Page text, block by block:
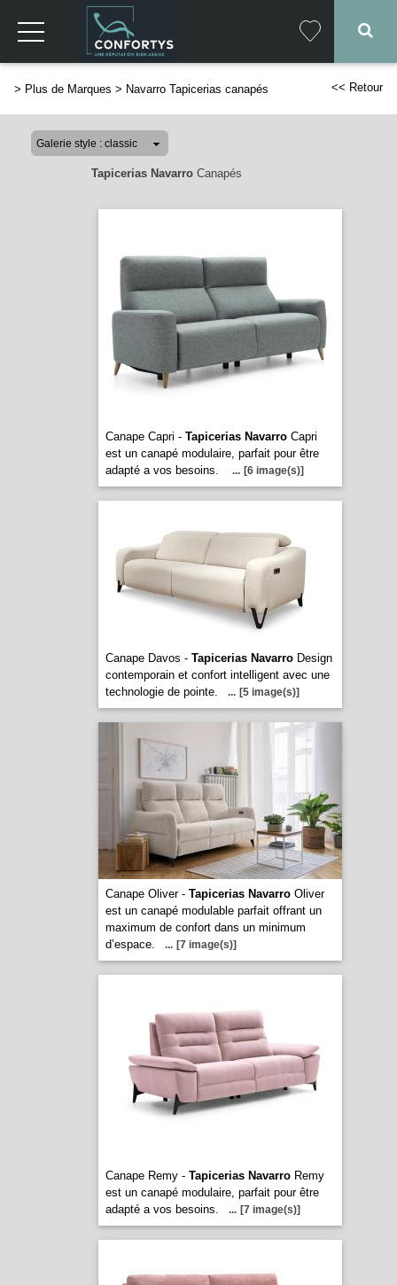
> Plus de Marques > Navarro Tapicerias canapés << Retour
Tapicerias NavarroCanapés
Canape Capri - Tapicerias NavarroCapri
est un canapé modulaire, parfait pour être
adapté a vos besoins.
... [6 image(s)]
Canape Davos - Tapicerias NavarroDesign
contemporain et confort intelligent avec une
technologie de pointe.
... [5 image(s)]
Canape Oliver - Tapicerias NavarroOliver
est un canapé modulable parfait offrant un
maximum de confort dans un minimum
d’espace.
... [7 image(s)]
Canape Remy - Tapicerias NavarroRemy
est un canapé modulaire, parfait pour être
adapté a vos besoins.
... [7 image(s)]